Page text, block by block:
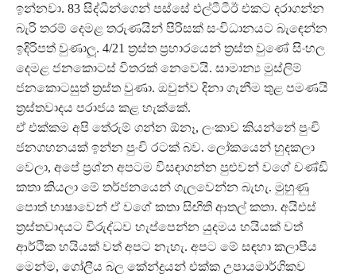
ඉන්නවා. 83 සිද්ධීන්ගෙන් පස්සේ එල්ටීටීඊ එකට දරාගන්න
බැරි තරම් දෙමළ තරුණයින් පිරිසක් සංවිධානයට බැඳෙන්න
ඉදිරිපත් වුණාලූ. 4/21 ත‍්‍රස්ත ප‍්‍රහාරයෙන් ත‍්‍රස්ත වුණේ සිංහල
දෙමළ ජනකොටස් විතරක් නෙවෙයි. සාමාන්‍ය මුස්ලිම්
ජනකොටසුත් ත‍්‍රස්ත වුණා. ඔවුන්ව දිනා ගැනීම තුළ පමණයි
ත‍්‍රස්තවාදය පරාජය කළ හැක්කේ.
ඒ එක්කම අපි තේරුම් ගන්න ඕනෑ, ලංකාව කියන්නේ පුංචි
ජනගහනයක් ඉන්න පුංචි රටක් බව. ලෝකයෙන් හුදකලා
වෙලා, අපේ ප‍්‍රශ්න අපටම විසඳාගන්න පුළුවන් වගේ චණ්ඩි
කතා කියලා මේ තර්ජනයෙන් ගැලවෙන්න බැහැ. මුහුණු
පොත් භාෂාවෙන් ඒ වගේ කතා සිඟිති ආතල් කතා. අයිඑස්
ත‍්‍රස්තවාදයට විරුද්ධව හැප්පෙන්න යුදමය හයියක් වත්
ආර්ථික හයියක් වත් අපට නැහැ. අපට මේ සඳහා කලාපීය
මෙන්ම, ගෝලීය බල කේන්ද්‍රයන් එක්ක උපායමාර්ගිකව